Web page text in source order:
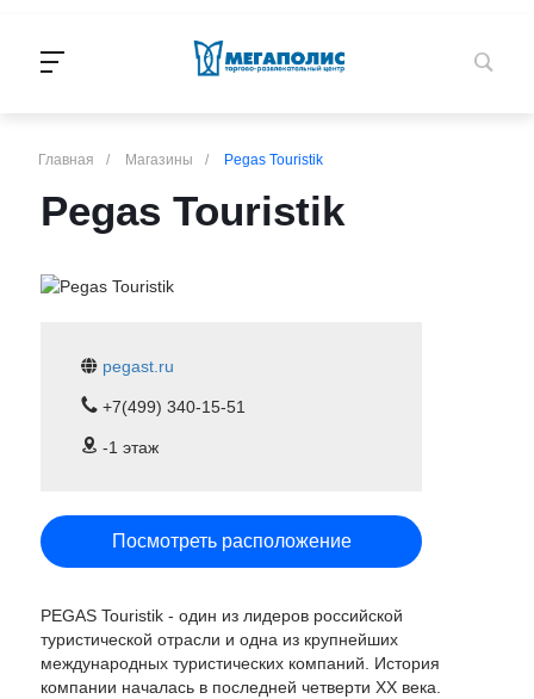
Главная / Магазины / Pegas Touristik
Pegas Touristik
pegast.ru
+7(499) 340-15-51
-1 этаж
Посмотреть расположение
PEGAS Touristik - один из лидеров российской
туристической отрасли и одна из крупнейших
международных туристических компаний. История
компании началась в последней четверти ХХ века.